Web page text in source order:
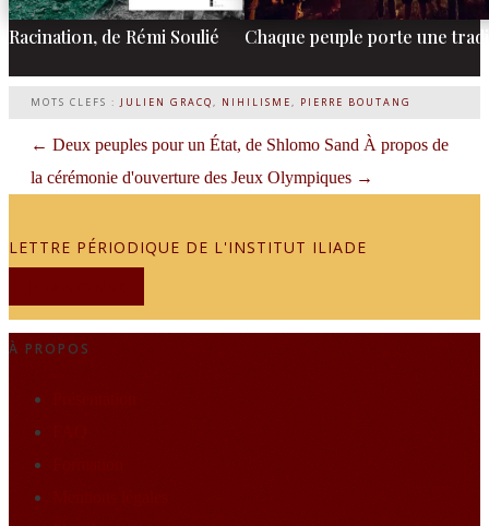
Racination, de Rémi Soulié Chaque peuple porte une
MOTS CLEFS : JULIEN GRACQ, NIHILISME, PIERRE BOUTANG
← Deux peuples pour un État, de Shlomo Sand À propos de
la cérémonie d'ouverture des Jeux Olympiques →
LETTRE PÉRIODIQUE DE L'INSTITUT ILIADE
À PROPOS